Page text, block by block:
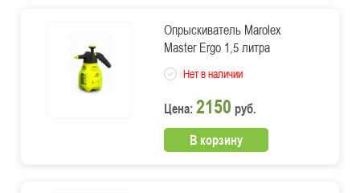
Опрыскиватель Marolex
Master Ergo 1,5 литра
Нет в наличии
Цена: 2150 руб.
В корзину